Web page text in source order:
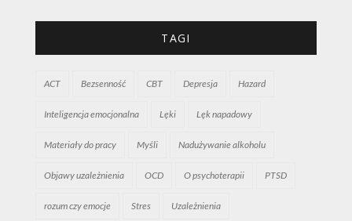
TAGI
ACT Bezsenność CBT Depresja Hazard
Inteligencja emocjonalna Lęki Lęk napadowy
Materiały do pracy Myśli Nadużywanie alkoholu
Objawy uzależnienia OCD O psychoterapii PTSD
rozum czy emocje Stres Uzależnienia